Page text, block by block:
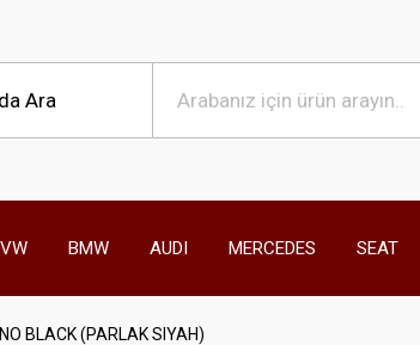
VW BMW AUDI MERCEDES SEAT
BLACK (PARLAK SIYAH)